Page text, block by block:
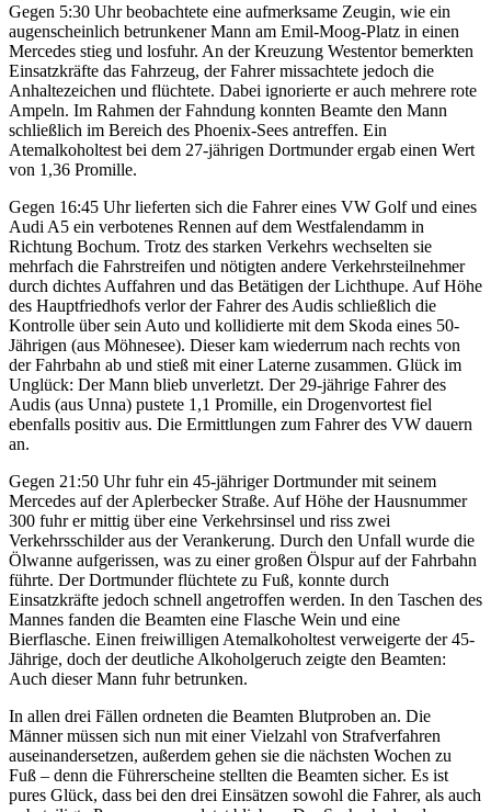
Gegen 5:30 Uhr beobachtete eine aufmerksame Zeugin, wie ein
augenscheinlich betrunkener Mann am Emil-Moog-Platz in einen
Mercedes stieg und losfuhr. An der Kreuzung Westentor bemerkten
Einsatzkräfte das Fahrzeug, der Fahrer missachtete jedoch die
Anhaltezeichen und flüchtete. Dabei ignorierte er auch mehrere rote
Ampeln. Im Rahmen der Fahndung konnten Beamte den Mann
schließlich im Bereich des Phoenix-Sees antreffen. Ein
Atemalkoholtest bei dem 27-jährigen Dortmunder ergab einen Wert
von 1,36 Promille.
Gegen 16:45 Uhr lieferten sich die Fahrer eines VW Golf und eines
Audi A5 ein verbotenes Rennen auf dem Westfalendamm in
Richtung Bochum. Trotz des starken Verkehrs wechselten sie
mehrfach die Fahrstreifen und nötigten andere Verkehrsteilnehmer
durch dichtes Auffahren und das Betätigen der Lichthupe. Auf Höhe
des Hauptfriedhofs verlor der Fahrer des Audis schließlich die
Kontrolle über sein Auto und kollidierte mit dem Skoda eines 50-
Jährigen (aus Möhnesee). Dieser kam wiederrum nach rechts von
der Fahrbahn ab und stieß mit einer Laterne zusammen. Glück im
Unglück: Der Mann blieb unverletzt. Der 29-jährige Fahrer des
Audis (aus Unna) pustete 1,1 Promille, ein Drogenvortest fiel
ebenfalls positiv aus. Die Ermittlungen zum Fahrer des VW dauern
an.
Gegen 21:50 Uhr fuhr ein 45-jähriger Dortmunder mit seinem
Mercedes auf der Aplerbecker Straße. Auf Höhe der Hausnummer
300 fuhr er mittig über eine Verkehrsinsel und riss zwei
Verkehrsschilder aus der Verankerung. Durch den Unfall wurde die
Ölwanne aufgerissen, was zu einer großen Ölspur auf der Fahrbahn
führte. Der Dortmunder flüchtete zu Fuß, konnte durch
Einsatzkräfte jedoch schnell angetroffen werden. In den Taschen des
Mannes fanden die Beamten eine Flasche Wein und eine
Bierflasche. Einen freiwilligen Atemalkoholtest verweigerte der 45-
Jährige, doch der deutliche Alkoholgeruch zeigte den Beamten:
Auch dieser Mann fuhr betrunken.
In allen drei Fällen ordneten die Beamten Blutproben an. Die
Männer müssen sich nun mit einer Vielzahl von Strafverfahren
auseinandersetzen, außerdem gehen sie die nächsten Wochen zu
Fuß – denn die Führerscheine stellten die Beamten sicher. Es ist
pures Glück, dass bei den drei Einsätzen sowohl die Fahrer, als auch